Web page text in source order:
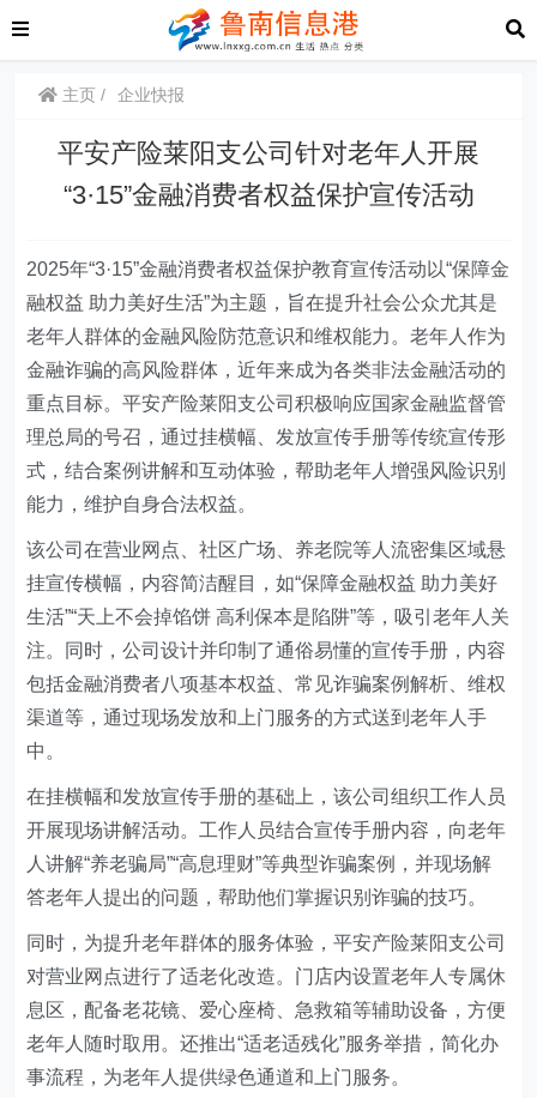
主页 企业快报
平安产险莱阳支公司针对老年人开展
“3·15”金融消费者权益保护宣传活动
2025年“3·15”金融消费者权益保护教育宣传活动以“保障金
融权益 助力美好生活”为主题，旨在提升社会公众尤其是
老年人群体的金融风险防范意识和维权能力。老年人作为
金融诈骗的高风险群体，近年来成为各类非法金融活动的
重点目标。平安产险莱阳支公司积极响应国家金融监督管
理总局的号召，通过挂横幅、发放宣传手册等传统宣传形
式，结合案例讲解和互动体验，帮助老年人增强风险识别
能力，维护自身合法权益。
该公司在营业网点、社区广场、养老院等人流密集区域悬
挂宣传横幅，内容简洁醒目，如“保障金融权益 助力美好
生活”“天上不会掉馅饼 高利保本是陷阱”等，吸引老年人关
注。同时，公司设计并印制了通俗易懂的宣传手册，内容
包括金融消费者八项基本权益、常见诈骗案例解析、维权
渠道等，通过现场发放和上门服务的方式送到老年人手
中。
在挂横幅和发放宣传手册的基础上，该公司组织工作人员
开展现场讲解活动。工作人员结合宣传手册内容，向老年
人讲解“养老骗局”“高息理财”等典型诈骗案例，并现场解
答老年人提出的问题，帮助他们掌握识别诈骗的技巧。
同时， 为提升老年群体的服务体验，平安产险莱阳支公司
对营业网点进行了适老化改造。门店内设置老年人专属休
息区，配备老花镜、爱心座椅、急救箱等辅助设备，方便
老年人随时取用。还推出“适老适残化”服务举措，简化办
事流程，为老年人提供绿色通道和上门服务。